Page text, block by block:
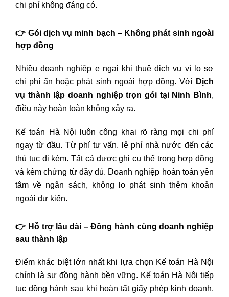
chi phí không đáng có.
👉 Gói dịch vụ minh bạch – Không phát sinh ngoài
hợp đồng
Nhiều doanh nghiệp e ngại khi thuê dịch vụ vì lo sợ
chi phí ẩn hoặc phát sinh ngoài hợp đồng. Với Dịch
vụ thành lập doanh nghiệp trọn gói tại Ninh Bình,
điều này hoàn toàn không xảy ra.
Kế toán Hà Nội luôn công khai rõ ràng mọi chi phí
ngay từ đầu. Từ phí tư vấn, lệ phí nhà nước đến các
thủ tục đi kèm. Tất cả được ghi cụ thể trong hợp đồng
và kèm chứng từ đầy đủ. Doanh nghiệp hoàn toàn yên
tâm về ngân sách, không lo phát sinh thêm khoản
ngoài dự kiến.
👉 Hỗ trợ lâu dài – Đồng hành cùng doanh nghiệp
sau thành lập
Điểm khác biệt lớn nhất khi lựa chọn Kế toán Hà Nội
chính là sự đồng hành bền vững. Kế toán Hà Nội tiếp
tục đồng hành sau khi hoàn tất giấy phép kinh doanh.